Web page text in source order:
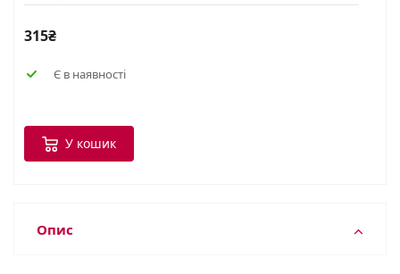
315₴
Є в наявності
У кошик
Опис